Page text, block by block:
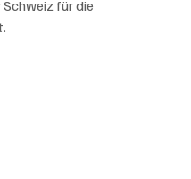
für die